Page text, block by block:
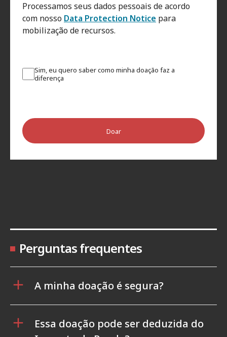
Processamos seus dados pessoais de acordo
com nosso Data Protection Notice para
mobilização de recursos.
Sim, eu quero saber como minha doação faz a
diferença
Doar
Perguntas frequentes
A minha doação é segura?
Essa doação pode ser deduzida do